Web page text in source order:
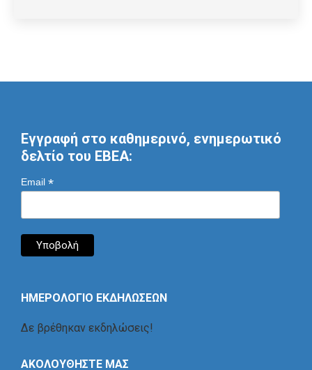
Εγγραφή στο καθημερινό, ενημερωτικό
δελτίο του ΕΒΕΑ:
Email *
ΗΜΕΡΟΛΟΓΙΟ ΕΚΔΗΛΩΣΕΩΝ
Δε βρέθηκαν εκδηλώσεις!
ΑΚΟΛΟΥΘΗΣΤΕ ΜΑΣ